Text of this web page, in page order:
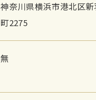
神奈川県横浜市港北区新
町2275
無